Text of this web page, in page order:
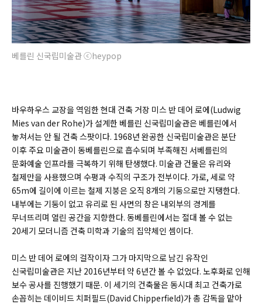
베를린 신국립미술관 ⓒheypop
바우하우스 교장을 역임한 현대 건축 거장 미스 반 데어 로에(Ludwig
Mies van der Rohe)가 설계한 베를린 신국립미술관은 베를린에서
놓쳐서는 안 될 건축 스팟이다. 1968년 완공한 신국립미술관은 분단
이후 주요 미술관이 동베를린으로 흡수되며 부족해진 서베를린의
문화예술 인프라를 극복하기 위해 탄생했다. 미술관 건물은 유리와
철제만을 사용했으며 수평과 수직의 구조가 전부이다. 가로, 세로 약
65m에 길이에 이르는 철제 지붕은 오직 8개의 기둥으로만 지탱한다.
내부에는 기둥이 없고 유리로 된 사면의 창은 내외부의 경계를
무너뜨리며 열린 공간을 지향한다. 동베를린에서는 절대 볼 수 없는
20세기 모더니즘 건축 미학과 기술의 집약체인 셈이다.
미스 반 데어 로에의 걸작이자 그가 마지막으로 남긴 유작인
신국립미술관은 지난 2016년부터 약 6년간 볼 수 없었다. 노후화로 인해
보수 공사를 진행했기 때문. 이 세기의 건축물은 동시대 최고 건축가로
손꼽히는 데이비드 치퍼필드(David Chipperfield)가 총 감독을 맡아